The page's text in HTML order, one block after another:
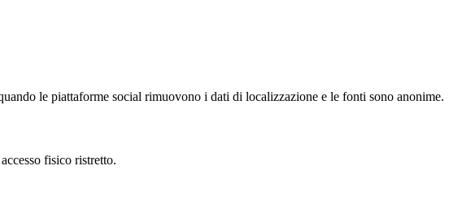
le piattaforme social rimuovono i dati di localizzazione e le fonti sono anonime.
fisico ristretto.